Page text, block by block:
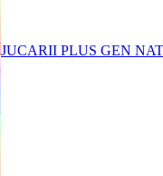
JUCARII PLUS GEN